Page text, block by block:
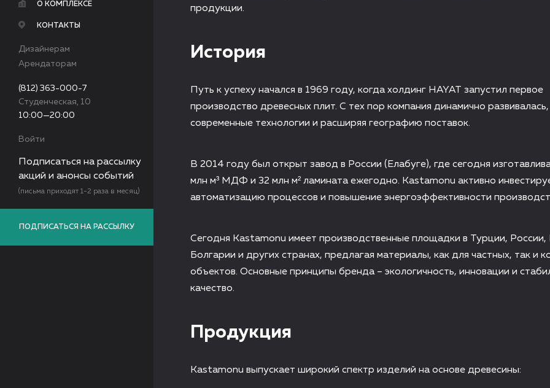
О КОМПЛЕКСЕ
КОНТАКТЫ
Дизайнерам
Арендаторам
(812) 363-000-7
Студенческая, 10
10:00—20:00
Войти
Подписаться на рассылку
акций и анонсы событий
(письма приходят 1-2 раза в месяц)
ПОДПИСАТЬСЯ НА РАССЫЛКУ
продукции.
История
Путь к успеху начался в 1969 году, когда холдинг HAYAT запустил первое
производство древесных плит. С тех пор компания динамично
современные технологии и расширяя географию поставок.
В 2014 году был открыт завод в России (Елабуге), где сегодня
млн м³ МДФ и 32 млн м² ламината ежегодно. Kastamonu активно
автоматизацию процессов и повышение энергоэффективности
Сегодня Kastamonu имеет производственные площадки в Турции, России,
Болгарии и других странах, предлагая материалы, как для частных, так и
объектов. Основные принципы бренда – экологичность, инновации и
качество.
Продукция
Kastamonu выпускает широкий спектр изделий на основе древесины: